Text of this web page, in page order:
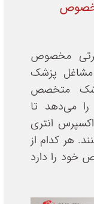
مخصوص
مخصوص
مشاغل پزشک
31102) و پزشک متخصص
امکان را می‌دهد تا
انتری
هر کدام از
خود را دارد